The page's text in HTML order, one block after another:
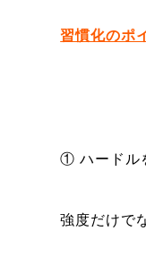
習慣化のポ
① ハードル
強度だけで